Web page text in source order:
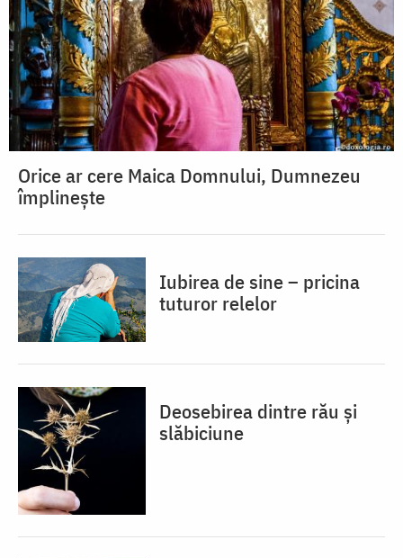
Orice ar cere Maica Domnului, Dumnezeu
împlinește
Iubirea de sine – pricina
tuturor relelor
Deosebirea dintre rău și
slăbiciune